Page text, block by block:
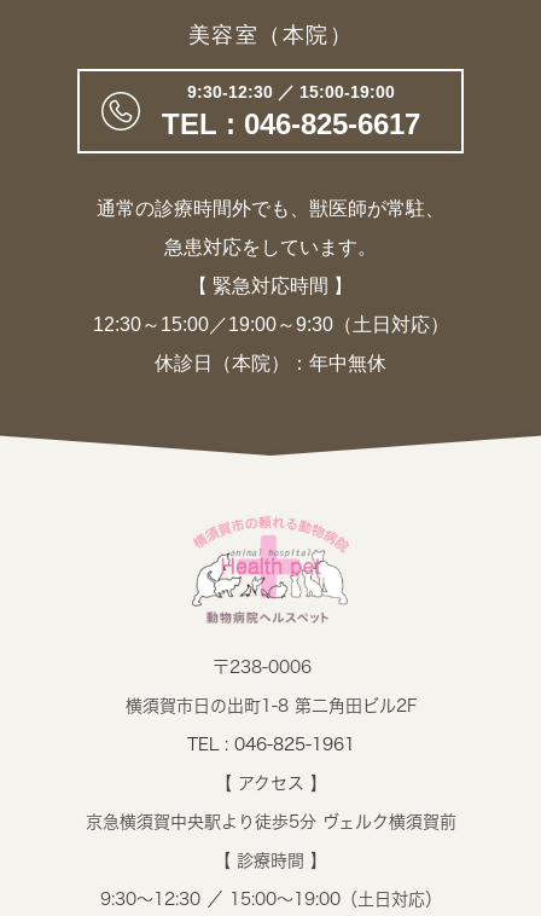
美容室（本院）
9:30-12:30 ／ 15:00-19:00
TEL : 046-825-6617
通常の診療時間外でも、獣医師が常駐、
急患対応をしています。
【 緊急対応時間 】
12:30～15:00／19:00～9:30（土日対応）
休診日（本院）：年中無休
〒238-0006
横須賀市日の出町1-8 第二角田ビル2F
TEL : 046-825-1961
【 アクセス 】
京急横須賀中央駅より徒歩5分 ヴェルク横須賀前
【 診療時間 】
9:30～12:30 ／ 15:00～19:00（土日対応）